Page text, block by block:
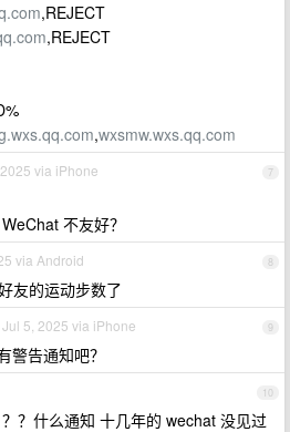
,REJECT
,REJECT
,wxsmw.wxs.qq.com
7
via iPhone
不友好？
8
via Android
友的运动步数了
9
Jul 5, 2025 via iPhone
警告通知吧？
10
？什么通知 十几年的 wechat 没见过